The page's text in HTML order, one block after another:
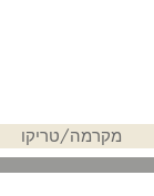
מקרמה/טריקו